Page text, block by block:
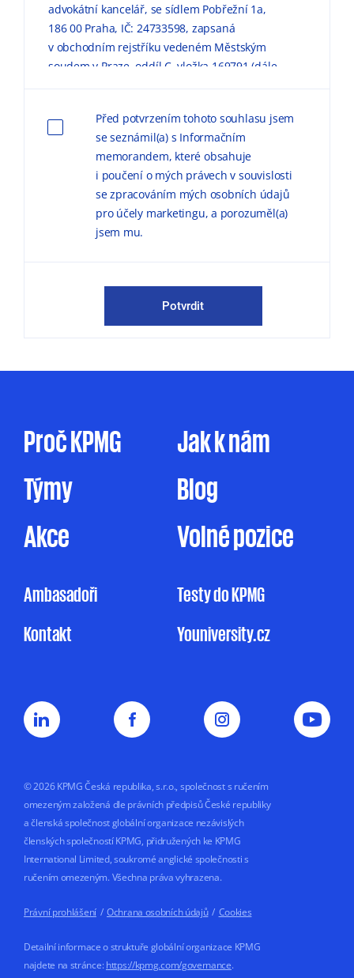
advokátní kancelář, se sídlem Pobřežní 1a,
186 00 Praha, IČ: 24733598, zapsaná
v obchodním rejstříku vedeném Městským
soudem v Praze, oddíl C, vložka 169791 (dále
způsobem, v rozsahu a za podmínek
uvedených níže a vInformačním memorandu
o zpracování osobních údajů (dále jen
Informační memorandum“).
Důvodem zpracováníosobních údajů pro
marketingové účely je možnost zasílat
komunikace (e-mail, telefon sociální sítě, atp.),
způsobem. Zpracování osobních údajů pro
marketingové účely je prováděno ve zde
mnou udělovaného souhlasu. Pakliže souhlas
neudělím, ale ani nevznesu námitku, může
KPMG omezeně zpracovávat mé osobní údaje
pro účely marketingu na základě jejího
a mohu jej kdykoliv odvolat. Můj nesouhlas
Souhlas uděluji na dobu
5 let nebo do doby,
Před potvrzením tohoto souhlasu jsem
se seznámil(a) s Informačním
memorandem, které obsahuje
i poučení o mých právech v souvislosti
se zpracováním mých osobních údajů
pro účely marketingu, a porozuměl(a)
jsem mu.
Potvrdit
Proč KPMG
Jak k nám
Týmy
Blog
Akce
Volné pozice
Ambasadoři
Kontakt
Testy do KPMG
Youniversity.cz
© 2026 KPMG Česká republika, s.r.o., společnost s ručením
omezeným založená dle právních předpisů České republiky
a členská společnost globální organizace nezávislých
členských společností KPMG, přidružených ke KPMG
International Limited, soukromé anglické společnosti s
ručením omezeným. Všechna práva vyhrazena.
Právní prohlášení / Ochrana osobních údajů / Cookies
Detailní informace o struktuře globální organizace KPMG
najdete na stránce: https://kpmg.com/governance.